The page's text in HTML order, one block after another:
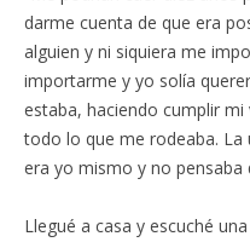
darme cuenta de que era
alguien y ni siquiera me
importarme y yo solía
estaba, haciendo cumplir
todo lo que me rodeaba.
era yo mismo y no pensaba
Llegué a casa y escuché